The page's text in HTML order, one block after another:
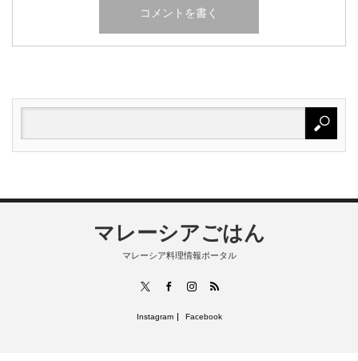
マレーシアごはん
マレーシア料理情報ポータル
FacebookInstagram
RSS
Instagram Facebook